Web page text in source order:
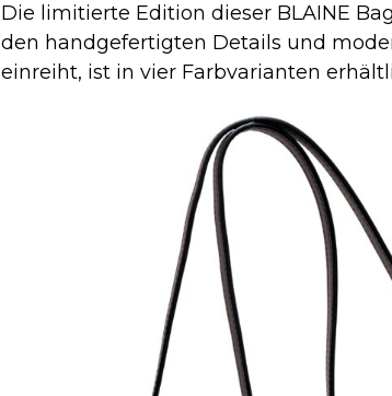
Die limitierte Edition dieser BLAINE
den handgefertigten Details und
einreiht, ist in vier Farbvarianten